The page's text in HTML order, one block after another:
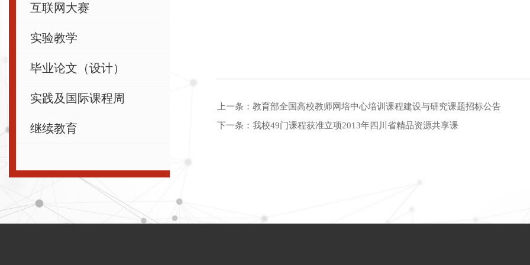
互联网大赛
实验教学
毕业论文（设计）
实践及国际课程周
继续教育
上一条： 教育部全国高校教师网培中心培训课程建设与研究课题招标公告
下一条： 我校49门课程获准立项2013年四川省精品资源共享课